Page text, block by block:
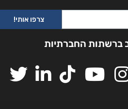
צרפו אותי!
ברשתות החברתיות